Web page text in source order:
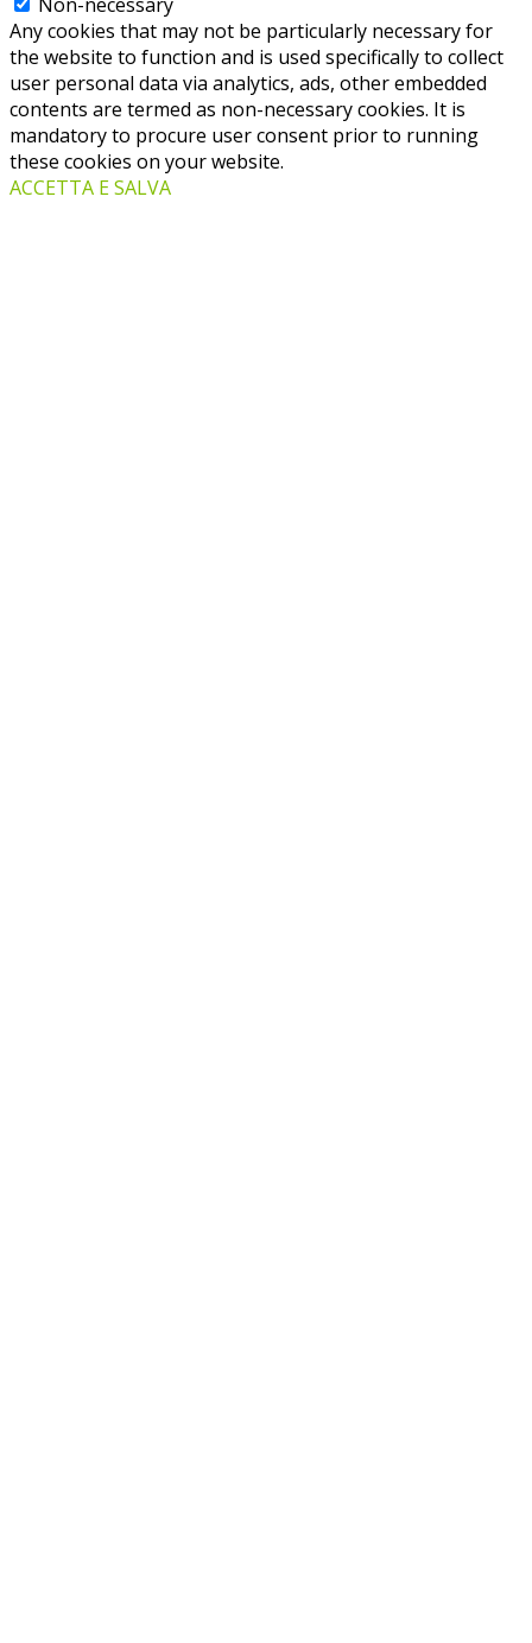
Any cookies that may not be particularly necessary for
the website to function and is used specifically to collect
user personal data via analytics, ads, other embedded
contents are termed as non-necessary cookies. It is
mandatory to procure user consent prior to running
these cookies on your website.
ACCETTA E SALVA